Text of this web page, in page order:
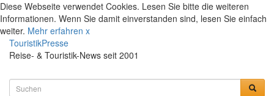
Diese Webseite verwendet Cookies. Lesen Sie bitte die weiteren
Informationen. Wenn Sie damit einverstanden sind, lesen Sie einfach
weiter. Mehr erfahren x
TouristikPresse
Reise- & Touristik-News seit 2001